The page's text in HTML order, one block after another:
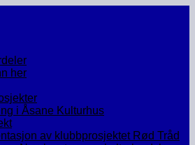
her
i Åsane Kulturhus
av klubbprosjektet Rød Tråd